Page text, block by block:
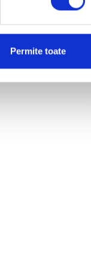
Permite toate
Articolul următor
DE
M LIBER